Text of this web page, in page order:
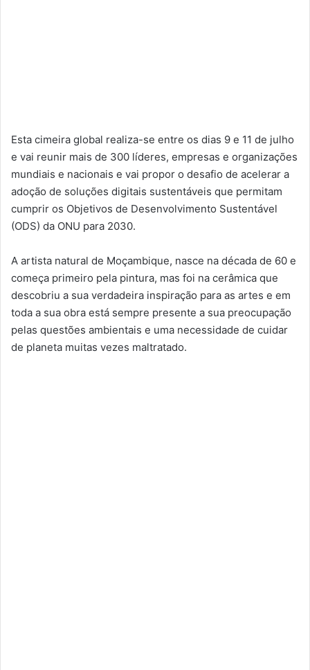
Esta cimeira global realiza-se entre os dias 9 e 11 de julho
e vai reunir mais de 300 líderes, empresas e organizações
mundiais e nacionais e vai propor o desafio de acelerar a
adoção de soluções digitais sustentáveis que permitam
cumprir os Objetivos de Desenvolvimento Sustentável
(ODS) da ONU para 2030.
A artista natural de Moçambique, nasce na década de 60 e
começa primeiro pela pintura, mas foi na cerâmica que
descobriu a sua verdadeira inspiração para as artes e em
toda a sua obra está sempre presente a sua preocupação
pelas questões ambientais e uma necessidade de cuidar
de planeta muitas vezes maltratado.